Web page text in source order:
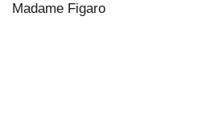
Madame Figaro